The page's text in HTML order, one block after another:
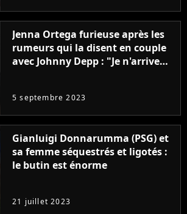
Jenna Ortega furieuse après les
rumeurs qui la disent en couple
avec Johnny Depp : "Je n'arrive
5 septembre 2023
Gianluigi Donnarumma (PSG) et
sa femme séquestrés et ligotés :
le butin est énorme
21 juillet 2023